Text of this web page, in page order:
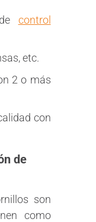
control
etc.
2 o más
con
de
son
como